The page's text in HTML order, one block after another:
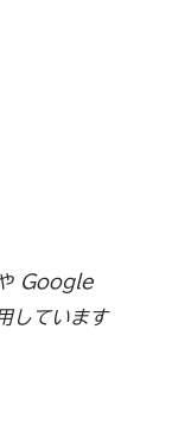
Google
しています